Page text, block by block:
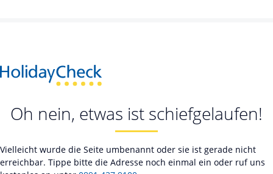
Oh nein, etwas ist schiefgelaufen!
Vielleicht wurde die Seite umbenannt oder sie ist gerade nicht
erreichbar. Tippe bitte die Adresse noch einmal ein oder ruf uns